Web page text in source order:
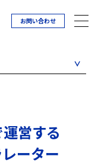
お問い合わせ
営する
ーター